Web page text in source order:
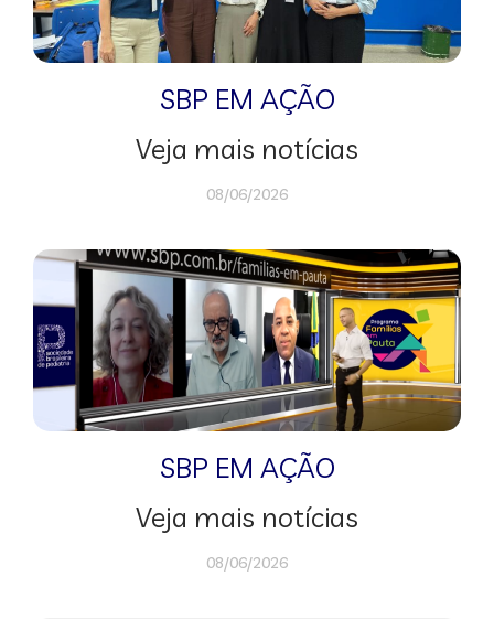
SBP EM AÇÃO
Veja mais notícias
08/06/2026
SBP EM AÇÃO
Veja mais notícias
08/06/2026